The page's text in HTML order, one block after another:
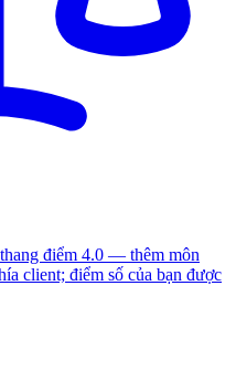
điểm 4.0 — thêm môn
client; điểm số của bạn được